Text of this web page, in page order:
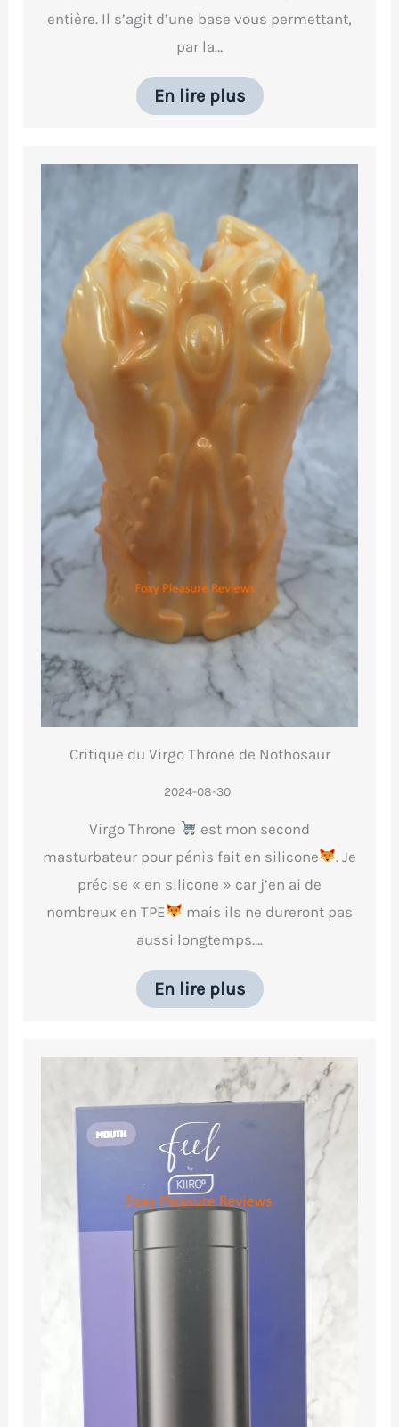
entière. Il s’agit d’une base vous permettant,
par la…
En lire plus
Critique du Virgo Throne de Nothosaur
2024-08-30
Virgo Throne
est mon second
masturbateur pour pénis fait en silicone
. Je
précise « en silicone » car j’en ai de
nombreux en TPE
mais ils ne dureront pas
aussi longtemps….
En lire plus